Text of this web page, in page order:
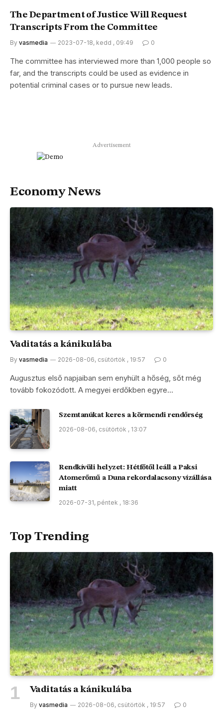
The Department of Justice Will Request
Transcripts From the Committee
By vasmedia 2023-07-18, kedd , 09:49 0
The committee has interviewed more than 1,000 people so
far, and the transcripts could be used as evidence in
potential criminal cases or to pursue new leads.
Advertisement
Economy News
Vaditatás a kánikulába
By vasmedia 2026-08-06, csütörtök , 19:57 0
Augusztus első napjaiban sem enyhült a hőség, sőt még
tovább fokozódott. A megyei erdőkben egyre…
Szemtanúkat keres a körmendi rendőrség
2026-08-06, csütörtök , 13:07
Rendkívüli helyzet: Hétfőtől leáll a Paksi
Atomerőmű a Duna rekordalacsony vízállása
miatt
2026-07-31, péntek , 18:36
Top Trending
Vaditatás a kánikulába
By vasmedia 2026-08-06, csütörtök , 19:57 0